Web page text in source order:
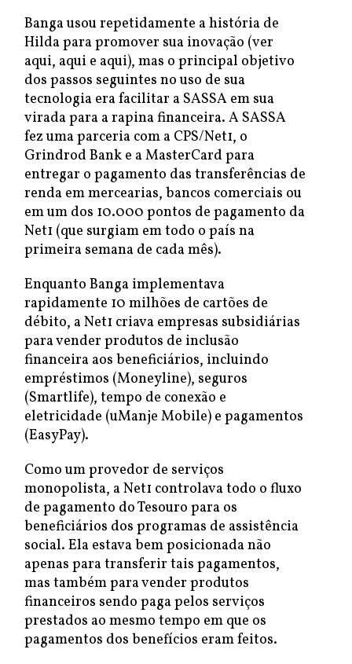
Banga usou repetidamente a história de
Hilda para promover sua inovação (ver
aqui, aqui e aqui), mas o principal objetivo
dos passos seguintes no uso de sua
tecnologia era facilitar a SASSA em sua
virada para a rapina financeira. A SASSA
fez uma parceria com a CPS/Net1, o
Grindrod Bank e a MasterCard para
entregar o pagamento das transferências de
renda em mercearias, bancos comerciais ou
em um dos 10.000 pontos de pagamento da
Net1 (que surgiam em todo o país na
primeira semana de cada mês).
Enquanto Banga implementava
rapidamente 10 milhões de cartões de
débito, a Net1 criava empresas subsidiárias
para vender produtos de inclusão
financeira aos beneficiários, incluindo
empréstimos (Moneyline), seguros
(Smartlife), tempo de conexão e
eletricidade (uManje Mobile) e pagamentos
(EasyPay).
Como um provedor de serviços
monopolista, a Net1 controlava todo o fluxo
de pagamento do Tesouro para os
beneficiários dos programas de assistência
social. Ela estava bem posicionada não
apenas para transferir tais pagamentos,
mas também para vender produtos
financeiros sendo paga pelos serviços
prestados ao mesmo tempo em que os
pagamentos dos benefícios eram feitos.